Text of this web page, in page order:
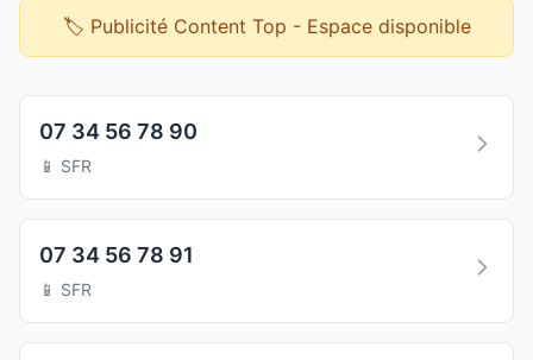
🏷️ Publicité Content Top - Espace disponible
07 34 56 78 90
📱 SFR
07 34 56 78 91
📱 SFR